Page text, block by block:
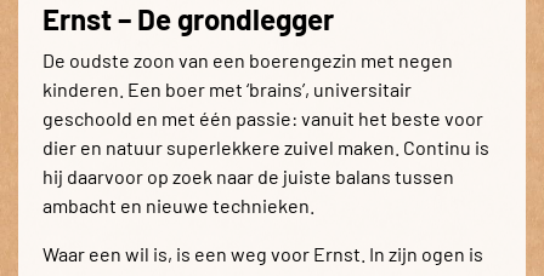
Ernst – De grondlegger
De oudste zoon van een boerengezin met negen
kinderen. Een boer met ‘brains’, universitair
geschoold en met één passie: vanuit het beste voor
dier en natuur superlekkere zuivel maken. Continu is
hij daarvoor op zoek naar de juiste balans tussen
ambacht en nieuwe technieken.
Waar een wil is, is een weg voor Ernst. In zijn ogen is